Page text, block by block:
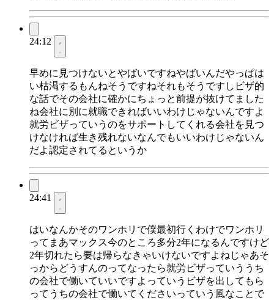
24:12
早めに見つけないとやばいですねやばいんだやっぱは
い枯渇するもんねそうですねそれもそうですしビザ的
な話でその会社に確かにちょっと前提が抜けてました
ね会社に別に就職できればいいわけじゃないんですよ
就労ビザっていうのをサポートしてくれる会社を見つ
けなければ生き残れないなんでもいいわけじゃないん
だよ認定されてるというか
24:41
はいなんかそのワンホリで僕最初行くわけでワンホリ
ってまあマックス今のところ多分2年になるんですけど
2年切れたら要は帰らなきゃいけないですよねじゃあそ
っからどうすんのってなったら就労ビザっていううち
の会社で働いていいですよっていうビザを出してもら
ってうちの会社で働いてくださいっていう風なことで